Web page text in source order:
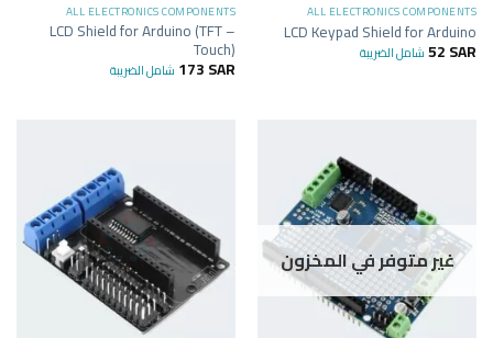
ALL ELECTRONICS COMPONENTS
LCD Keypad Shield for Arduino
52SAR شامل الضريبة
ALL ELECTRONICS COMPONENTS
LCD Shield for Arduino (TFT –
Touch)
173SAR شامل الضريبة
غير متوفر في المخزون